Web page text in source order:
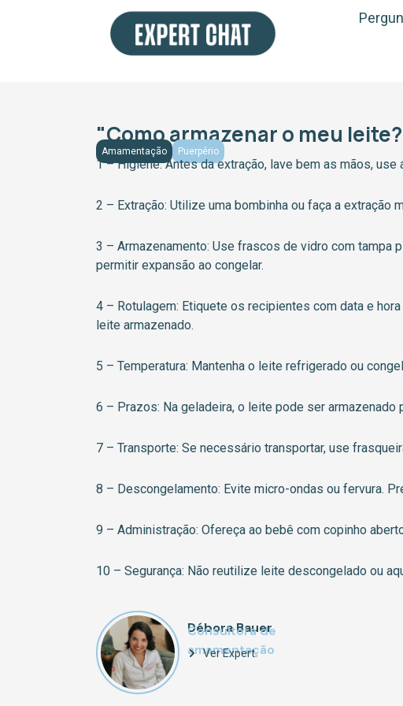
"Como armazenar o meu
Amamentação Puerpério
1 – Higiene: Antes da extração, lave bem as mãos,
2 – Extração: Utilize uma bombinha ou faça a
3 – Armazenamento: Use frascos de vidro com tampa
permitir expansão ao congelar.
4 – Rotulagem: Etiquete os recipientes com data e
leite armazenado.
5 – Temperatura: Mantenha o leite refrigerado ou
6 – Prazos: Na geladeira, o leite pode ser
7 – Transporte: Se necessário transportar, use
8 – Descongelamento: Evite micro-ondas ou fervura.
9 – Administração: Ofereça ao bebê com copinho
10 – Segurança: Não reutilize leite descongelado ou
Débora Bauer
Consultora de
amamentação
Ver Expert